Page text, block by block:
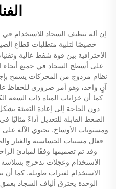
إن آلة تنظيف السجاد للاستخدام في
خصيصًا لتلبية متطلبات قطاع
الاحترافية بين قوة شفط عالية
على أسطح السجاد في جميع أنحاء
نظام مزدوج من المحركات يسمح
آنٍ واحد، وهو أمر ضروري للحفاظ
كما أن خزانات المياه ذات السعة
دون الحاجة إلى إعادة التعبئة
الضغط القابلة للتعديل أداءً
فعال مسببات الحساسية والغبار
وقد تم تصميمها وفقًا لمبادئ
الاستخدام وعجلات تدحرج بسلاسة
الاستخدام لفترات طويلة. كما أن
الوحدة يخترق ألياف السجاد